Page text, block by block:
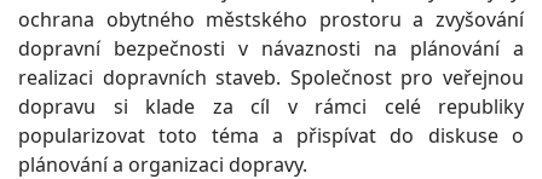
ochrana obytného městského prostoru a zvyšování
dopravní bezpečnosti v návaznosti na plánování a
realizaci dopravních staveb. Společnost pro veřejnou
dopravu si klade za cíl v rámci celé republiky
popularizovat toto téma a přispívat do diskuse o
plánování a organizaci dopravy.